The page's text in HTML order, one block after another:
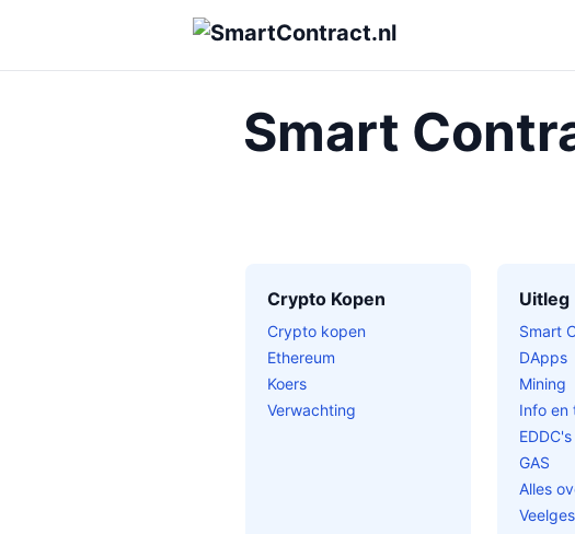
Smart
Crypto Kopen
Crypto kopen
Ethereum
Koers
Verwachting
Uitleg
Smart
DApps
Mining
Info en
EDDC's
GAS
Alles